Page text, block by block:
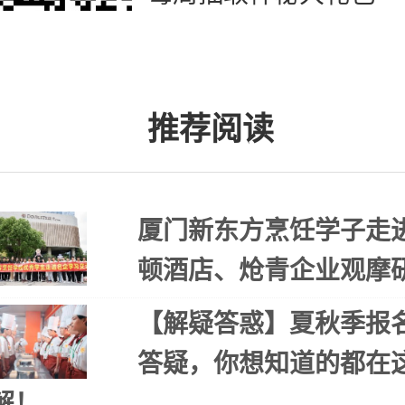
推荐阅读
厦门新东方烹饪学子走
顿酒店、炝青企业观摩
【解疑答惑】夏秋季报
答疑，你想知道的都在